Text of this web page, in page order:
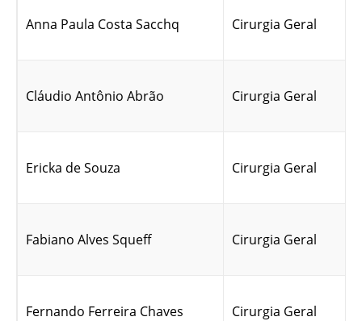
Anna Paula Costa Sacchq Cirurgia Geral
Cláudio Antônio Abrão Cirurgia Geral
Ericka de Souza Cirurgia Geral
Fabiano Alves Squeff Cirurgia Geral
Fernando Ferreira Chaves Cirurgia Geral